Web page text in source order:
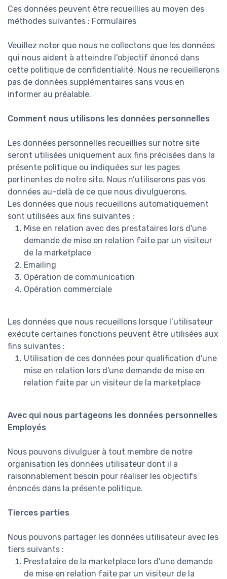
Ces données peuvent être recueillies au moyen des
méthodes suivantes : Formulaires
Veuillez noter que nous ne collectons que les données
qui nous aident à atteindre l’objectif énoncé dans
cette politique de confidentialité. Nous ne recueillerons
pas de données supplémentaires sans vous en
informer au préalable.
Comment nous utilisons les données personnelles
Les données personnelles recueillies sur notre site
seront utilisées uniquement aux fins précisées dans la
présente politique ou indiquées sur les pages
pertinentes de notre site. Nous n’utiliserons pas vos
données au-delà de ce que nous divulguerons.
Les données que nous recueillons automatiquement
sont utilisées aux fins suivantes :
Mise en relation avec des prestataires lors d'une
demande de mise en relation faite par un visiteur
de la marketplace
Emailing
Opération de communication
Opération commerciale
Les données que nous recueillons lorsque l’utilisateur
exécute certaines fonctions peuvent être utilisées aux
fins suivantes :
Utilisation de ces données pour qualification d'une
mise en relation lors d'une demande de mise en
relation faite par un visiteur de la marketplace
Avec qui nous partageons les données personnelles
Employés
Nous pouvons divulguer à tout membre de notre
organisation les données utilisateur dont il a
raisonnablement besoin pour réaliser les objectifs
énoncés dans la présente politique.
Tierces parties
Nous pouvons partager les données utilisateur avec les
tiers suivants :
Prestataire de la marketplace lors d'une demande
de mise en relation faite par un visiteur de la